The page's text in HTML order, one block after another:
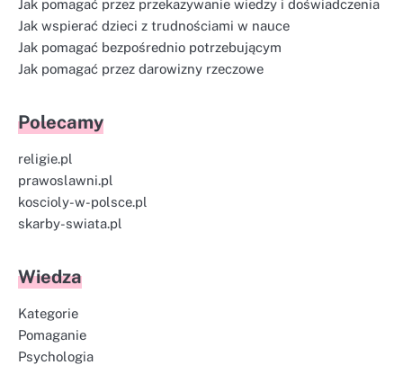
Jak pomagać przez przekazywanie wiedzy i doświadczenia
Jak wspierać dzieci z trudnościami w nauce
Jak pomagać bezpośrednio potrzebującym
Jak pomagać przez darowizny rzeczowe
Polecamy
religie.pl
prawoslawni.pl
koscioly-w-polsce.pl
skarby-swiata.pl
Wiedza
Kategorie
Pomaganie
Psychologia